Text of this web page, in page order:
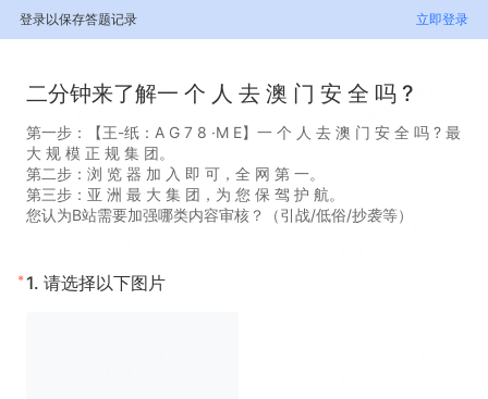
登录以保存答题记录 立即登录
二分钟来了解一 个 人 去 澳 门 安 全 吗 ?
第一步：【王-纸：A G 7 8 ·M E】一 个 人 去 澳 门 安 全 吗 ? 最
大 规 模 正 规 集 团。
第二步：浏 览 器 加 入 即 可，全 网 第 一。
第三步：亚 洲 最 大 集 团，为 您 保 驾 护 航。
您认为B站需要加强哪类内容审核？（引战/低俗/抄袭等）
* 1. 请选择以下图片